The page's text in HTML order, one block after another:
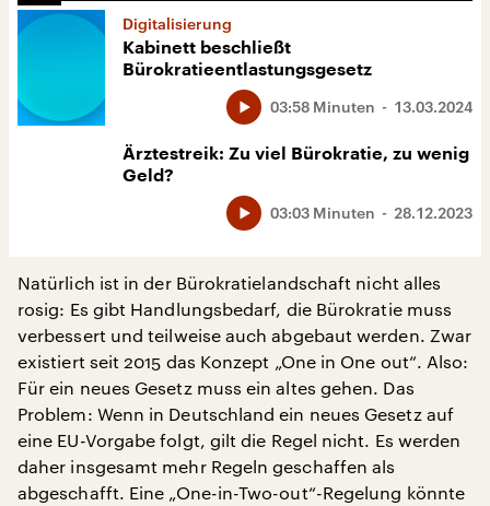
Digitalisierung
Kabinett beschließt
Bürokratieentlastungsgesetz
13.03.2024
03:58 Minuten
Ärztestreik: Zu viel Bürokratie, zu wenig
Geld?
28.12.2023
03:03 Minuten
Natürlich ist in der Bürokratielandschaft nicht alles
rosig: Es gibt Handlungsbedarf, die Bürokratie muss
verbessert und teilweise auch abgebaut werden. Zwar
existiert seit 2015 das Konzept „One in One out“. Also:
Für ein neues Gesetz muss ein altes gehen. Das
Problem: Wenn in Deutschland ein neues Gesetz auf
eine EU-Vorgabe folgt, gilt die Regel nicht. Es werden
daher insgesamt mehr Regeln geschaffen als
abgeschafft. Eine „One-in-Two-out“-Regelung könnte